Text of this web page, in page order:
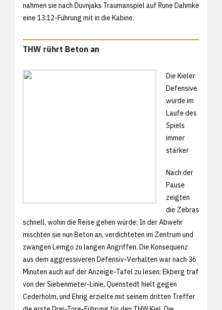
nahmen sie nach Duvnjaks Traumanspiel auf Rune Dahmke
eine 13:12-Führung mit in die Kabine.
THW rührt Beton an
Die Kieler
Defensive
wurde im
Laufe des
Spiels
immer
stärker
Nach der
Pause
zeigten
die Zebras
schnell, wohin die Reise gehen würde: In der Abwehr
mischten sie nun Beton an, verdichteten im Zentrum und
zwangen Lemgo zu langen Angriffen. Die Konsequenz
aus dem aggressiveren Defensiv-Verhalten war nach 36
Minuten auch auf der Anzeige-Tafel zu lesen: Ekberg traf
von der Siebenmeter-Linie, Quenstedt hielt gegen
Cederholm, und Ehrig erzielte mit seinem dritten Treffer